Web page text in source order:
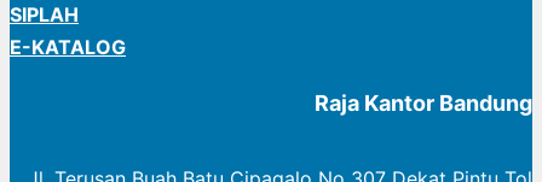
SIPLAH
E-KATALOG
Raja Kantor Bandung